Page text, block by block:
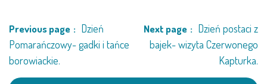
PROGRAMY
Previous page
Dzień
Pomarańczowy- gadki i tańce
borowiackie.
Next page
Dzień postaci z
bajek- wizyta Czerwonego
Kapturka.